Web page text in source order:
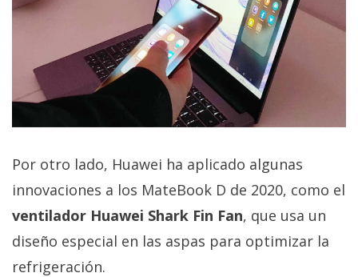
Por otro lado, Huawei ha aplicado algunas
innovaciones a los MateBook D de 2020, como el
ventilador Huawei Shark Fin Fan, que usa un
diseño especial en las aspas para optimizar la
refrigeración.